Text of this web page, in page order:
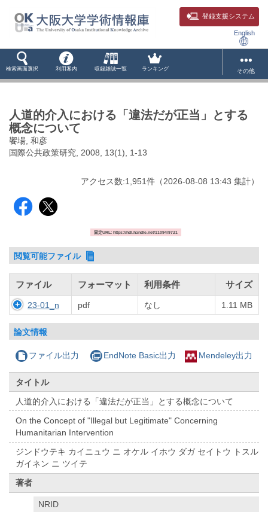
登録支援システム
English
検索画面選択 利用案内 収録雑誌一覧 ランキング その他
人道的介入における「違法だが正当」とする
概念について
饗場, 和彦
国際公共政策研究, 2008, 13(1), 1-13
アクセス数:1,951件 （2026-08-08 13:43 集計）
固定URL: https://hdl.handle.net/11094/9721
閲覧可能ファイル
ファイル フォーマット 利用条件 サイズ
23-01_n pdf なし 1.11 MB
論文情報
ファイル出力 EndNote Basic出力 Mendeley出力
タイトル
人道的介入における「違法だが正当」とする概念について
On the Concept of "Illegal but Legitimate" Concerning
Humanitarian Intervention
ジンドウテキ カイニュウ ニ オケル イホウ ダガ セイトウ トスル
ガイネン ニ ツイテ
著者
NRID